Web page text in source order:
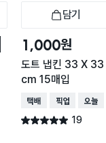
담기
1,000원
도트 냅킨 33 X 33
cm 15매입
택배배송 매장픽업 오늘배송
별점 5.0점 19
건 작성